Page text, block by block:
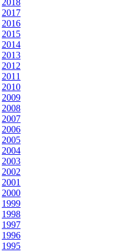
2018
2017
2016
2015
2014
2013
2012
2011
2010
2009
2008
2007
2006
2005
2004
2003
2002
2001
2000
1999
1998
1997
1996
1995